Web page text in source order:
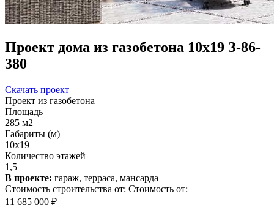
Проект дома из газобетона 10х19 З-86-
380
Скачать проект
Проект из газобетона
Площадь
285 м2
Габариты (м)
10x19
Количество этажей
1,5
В проекте: гараж, терраса, мансарда
Стоимость строительства от: Стоимость от:
11 685 000 ₽